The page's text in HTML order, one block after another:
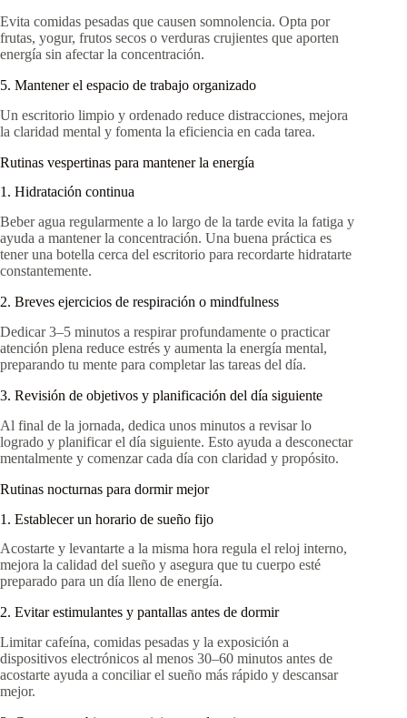
Evita comidas pesadas que causen somnolencia. Opta por
frutas, yogur, frutos secos o verduras crujientes que aporten
energía sin afectar la concentración.
5. Mantener el espacio de trabajo organizado
Un escritorio limpio y ordenado reduce distracciones, mejora
la claridad mental y fomenta la eficiencia en cada tarea.
Rutinas vespertinas para mantener la energía
1. Hidratación continua
Beber agua regularmente a lo largo de la tarde evita la fatiga y
ayuda a mantener la concentración. Una buena práctica es
tener una botella cerca del escritorio para recordarte hidratarte
constantemente.
2. Breves ejercicios de respiración o mindfulness
Dedicar 3–5 minutos a respirar profundamente o practicar
atención plena reduce estrés y aumenta la energía mental,
preparando tu mente para completar las tareas del día.
3. Revisión de objetivos y planificación del día siguiente
Al final de la jornada, dedica unos minutos a revisar lo
logrado y planificar el día siguiente. Esto ayuda a desconectar
mentalmente y comenzar cada día con claridad y propósito.
Rutinas nocturnas para dormir mejor
1. Establecer un horario de sueño fijo
Acostarte y levantarte a la misma hora regula el reloj interno,
mejora la calidad del sueño y asegura que tu cuerpo esté
preparado para un día lleno de energía.
2. Evitar estimulantes y pantallas antes de dormir
Limitar cafeína, comidas pesadas y la exposición a
dispositivos electrónicos al menos 30–60 minutos antes de
acostarte ayuda a conciliar el sueño más rápido y descansar
mejor.